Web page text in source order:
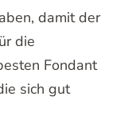
damit der
die
Fondant
sich gut